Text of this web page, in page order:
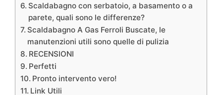
Scaldabagno con serbatoio, a basamento o a
parete, quali sono le differenze?
Scaldabagno A Gas Ferroli Buscate, le
manutenzioni utili sono quelle di pulizia
RECENSIONI
Perfetti
Pronto intervento vero!
Link Utili